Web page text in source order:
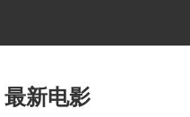
最新电影